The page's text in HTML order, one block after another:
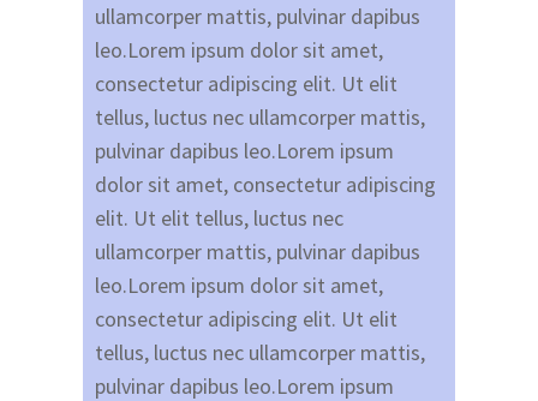
ullamcorper mattis, pulvinar dapibus
leo.Lorem ipsum dolor sit amet,
consectetur adipiscing elit. Ut elit
tellus, luctus nec ullamcorper mattis,
pulvinar dapibus leo.Lorem ipsum
dolor sit amet, consectetur adipiscing
elit. Ut elit tellus, luctus nec
ullamcorper mattis, pulvinar dapibus
leo.Lorem ipsum dolor sit amet,
consectetur adipiscing elit. Ut elit
tellus, luctus nec ullamcorper mattis,
pulvinar dapibus leo.Lorem ipsum